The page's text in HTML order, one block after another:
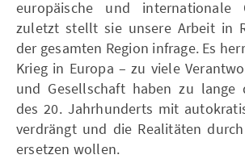
europäische und internationale
zuletzt stellt sie unsere Arbeit in
der gesamten Region infrage. Es
Krieg in Europa – zu viele
und Gesellschaft haben zu lange
des 20. Jahrhunderts mit
verdrängt und die Realitäten
ersetzen wollen.